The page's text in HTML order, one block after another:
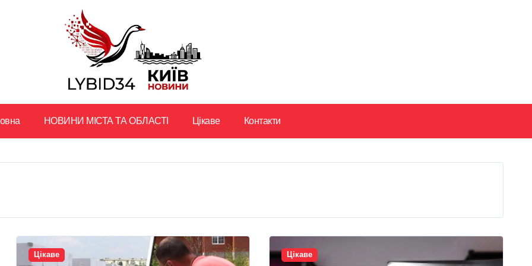
НОВИНИ МІСТА ТА ОБЛАСТІ Цікаве Контакти
Цікаве Цікаве